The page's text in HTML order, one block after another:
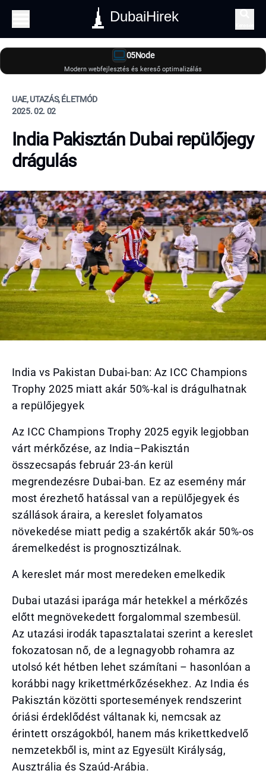
DubaiHirek
05Node
Modern webfejlesztés és kereső optimalizálás
UAE, UTAZÁS, ÉLETMÓD
2025. 02. 02
India Pakisztán Dubai repülőjegy
drágulás
India vs Pakistan Dubai-ban: Az ICC Champions
Trophy 2025 miatt akár 50%-kal is drágulhatnak
a repülőjegyek
Az ICC Champions Trophy 2025 egyik legjobban
várt mérkőzése, az India–Pakisztán
összecsapás február 23-án kerül
megrendezésre Dubai-ban. Ez az esemény már
most érezhető hatással van a repülőjegyek és
szállások áraira, a kereslet folyamatos
növekedése miatt pedig a szakértők akár 50%-os
áremelkedést is prognosztizálnak.
A kereslet már most meredeken emelkedik
Dubai utazási iparága már hetekkel a mérkőzés
előtt megnövekedett forgalommal szembesül.
Az utazási irodák tapasztalatai szerint a kereslet
fokozatosan nő, de a legnagyobb rohamra az
utolsó két hétben lehet számítani – hasonlóan a
korábbi nagy krikettmérkőzésekhez. Az India és
Pakisztán közötti sportesemények rendszerint
óriási érdeklődést váltanak ki, nemcsak az
érintett országokból, hanem más krikettkedvelő
nemzetekből is, mint az Egyesült Királyság,
Ausztrália és Szaúd-Arábia.